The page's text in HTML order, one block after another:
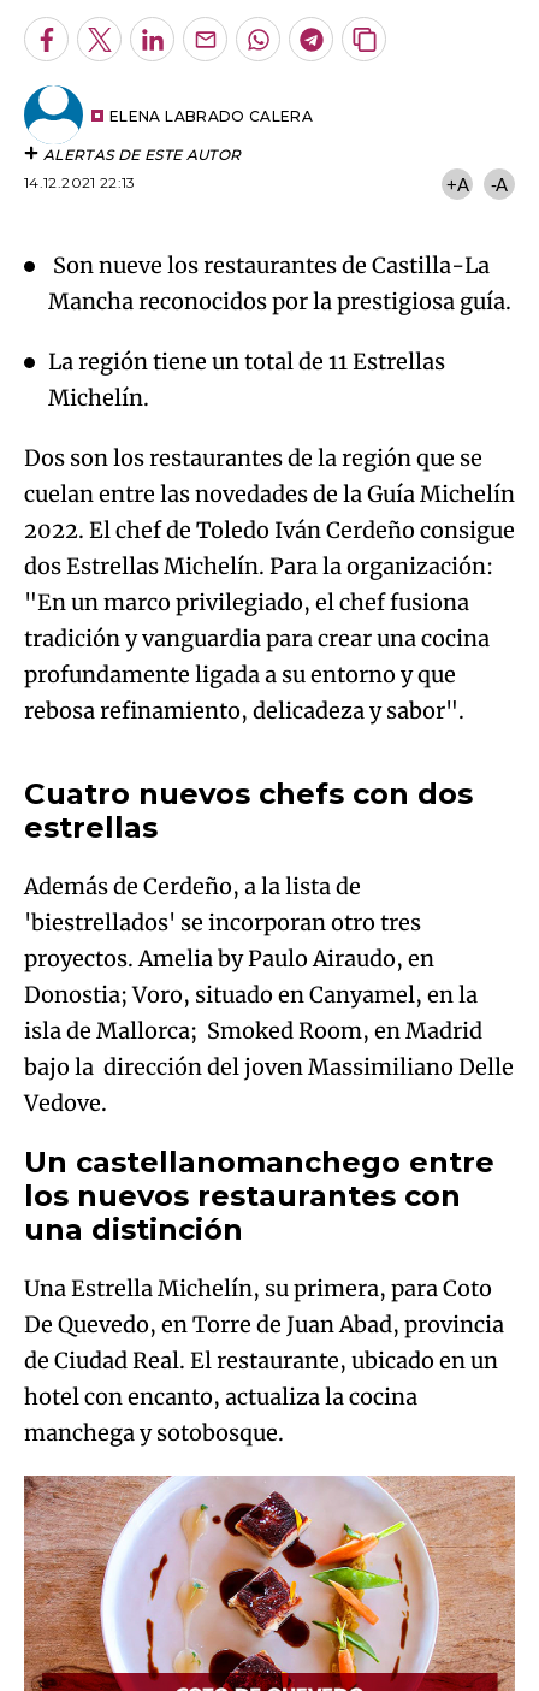
Facebook
TwitterLinkedInEnviarWhatsapp
Telegram
Copiar
ELENA LABRADO CALERA
ALERTAS DE ESTE AUTOR
14.12.2021 22:13
+A -A
Son nueve los restaurantes de Castilla-La
Mancha reconocidos por la prestigiosa guía.
La región tiene un total de 11 Estrellas
Michelín.
Dos son los restaurantes de la región que se
cuelan entre las novedades de la Guía Michelín
2022. El chef de Toledo Iván Cerdeño consigue
dos Estrellas Michelín. Para la organización:
"En un marco privilegiado, el chef fusiona
tradición y vanguardia para crear una cocina
profundamente ligada a su entorno y que
rebosa refinamiento, delicadeza y sabor".
Algo salió mal.
An error occurred, please try again later.
Cuatro nuevos chefs con dos
estrellas
Además de Cerdeño, a la lista de
'biestrellados' se incorporan otro tres
proyectos. Amelia by Paulo Airaudo, en
Donostia; Voro, situado en Canyamel, en la
isla de Mallorca; Smoked Room, en Madrid
bajo la dirección del joven Massimiliano Delle
Vedove.
Un castellanomanchego entre
los nuevos restaurantes con
una distinción
Una Estrella Michelín, su primera, para Coto
De Quevedo, en Torre de Juan Abad, provincia
de Ciudad Real. El restaurante, ubicado en un
hotel con encanto, actualiza la cocina
manchega y sotobosque.